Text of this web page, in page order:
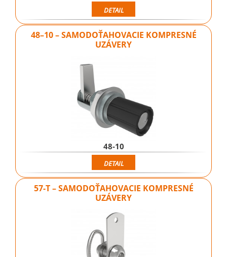
DETAIL
48–10 – SAMODOŤAHOVACIE KOMPRESNÉ
UZÁVERY
48-10
DETAIL
57-T – SAMODOŤAHOVACIE KOMPRESNÉ
UZÁVERY